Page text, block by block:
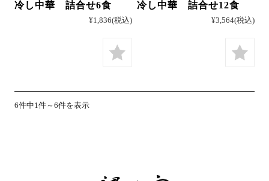
冷し中華 詰合せ6食
¥1,836(税込)
冷し中華 詰合せ12食
¥3,564(税込)
6件中1件～6件を表示